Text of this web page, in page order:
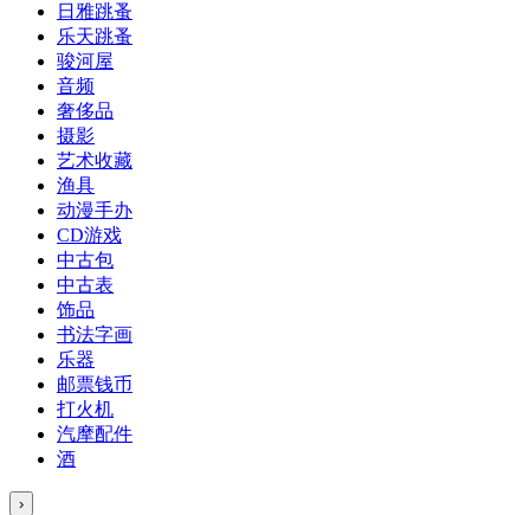
日雅跳蚤
乐天跳蚤
骏河屋
音频
奢侈品
摄影
艺术收藏
渔具
动漫手办
CD游戏
中古包
中古表
饰品
书法字画
乐器
邮票钱币
打火机
汽摩配件
酒
›